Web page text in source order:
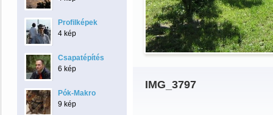
Profilképek
4 kép
Csapatépítés
6 kép
Pók-Makro
9 kép
IMG_3797